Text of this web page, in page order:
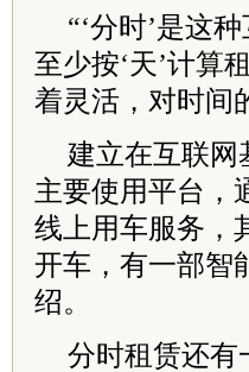
“‘分时’是这
至少按‘天’计算
着灵活，对时间
建立在互联网
主要使用平台，
线上用车服务，
开车，有一部智
绍。
分时租赁还有